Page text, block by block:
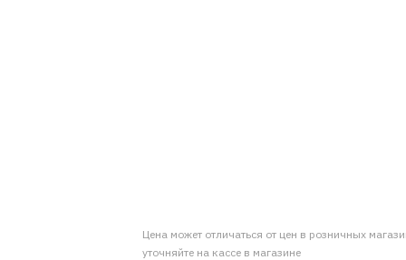
Цена может отличаться от цен в розничных
уточняйте на кассе в магазине